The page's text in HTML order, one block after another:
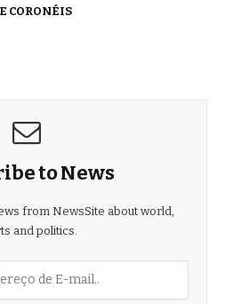
CORONÉIS
to News
from NewsSite about world,
and politics.